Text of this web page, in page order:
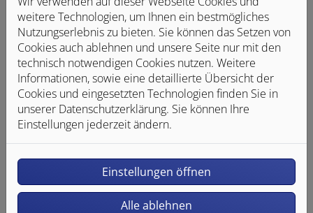
oder Sie Probleme bei der Nutzung unserer Website
haben, freuen wir uns über Ihre Rückmeldung:
info@haustechnik-manz.de
Schlichtungsverfahren: Sollten Sie innerhalb eines
angemessenen Zeitraums keine zufriedenstellende
Antwort erhalten, können Sie sich an die
Schlichtungsstelle gemäß § 16 BGG wenden:
Schlichtungsstelle BGG, c/o Deutscher Behindertenrat,
Telefon: 030 18 527-2805, E-
Mail: info@schlichtungsstelle-bgg.de,
www.schlichtungsstelle-bgg.de
Stand der Erklärung: Mai 2026
weitere Technologien, um Ihnen ein bestmögliches
Nutzungserlebnis zu bieten. Sie können das Setzen von
Cookies auch ablehnen und unsere Seite nur mit den
technisch notwendigen Cookies nutzen. Weitere
Informationen, sowie eine detaillierte Übersicht der
Cookies und eingesetzten Technologien finden Sie in
unserer Datenschutzerklärung. Sie können Ihre
Einstellungen jederzeit ändern.
Einstellungen öffnen
Alle ablehnen